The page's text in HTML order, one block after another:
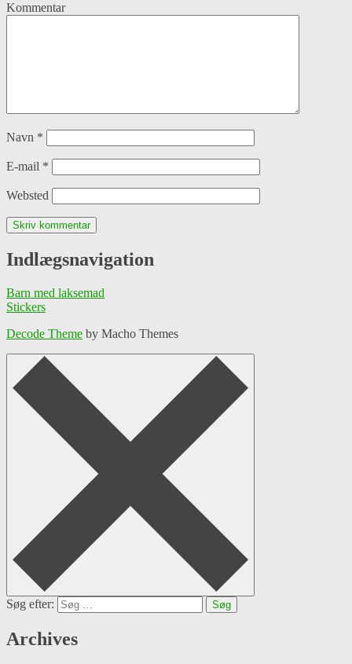
Kommentar
Navn *
E-mail *
Websted
Indlægsnavigation
Barn med laksemad
Stickers
Decode Theme by Macho Themes
Søg efter:
Archives